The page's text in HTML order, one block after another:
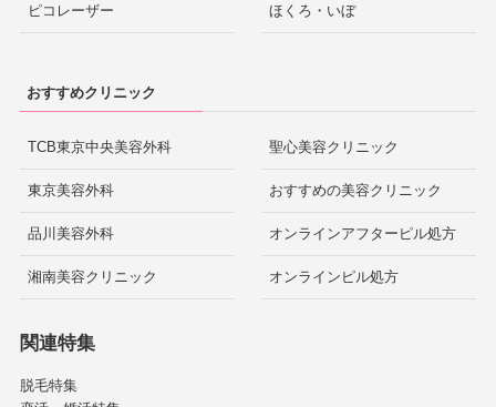
ピコレーザー ほくろ・いぼ
おすすめクリニック
TCB東京中央美容外科
東京美容外科
品川美容外科
湘南美容クリニック
聖心美容クリニック
おすすめの美容クリニック
オンラインアフターピル処方
オンラインピル処方
関連特集
脱毛特集